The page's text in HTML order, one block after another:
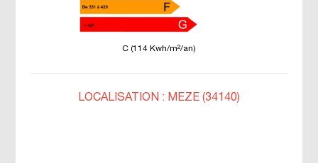
C (114 Kwh/m²/an)
LOCALISATION : MEZE (34140)